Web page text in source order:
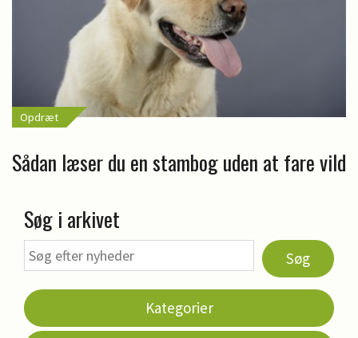
Opdræt
Sådan læser du en stambog uden at fare vild
Søg i arkivet
Søg
Kategorier